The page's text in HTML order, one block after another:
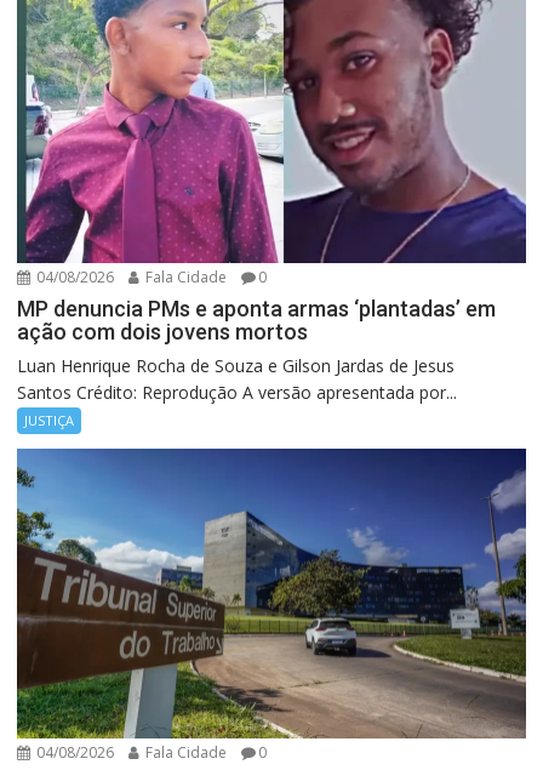
04/08/2026 Fala Cidade 0
MP denuncia PMs e aponta armas ‘plantadas’ em
ação com dois jovens mortos
Luan Henrique Rocha de Souza e Gilson Jardas de Jesus
Santos Crédito: Reprodução A versão apresentada por...
JUSTIÇA
04/08/2026 Fala Cidade 0